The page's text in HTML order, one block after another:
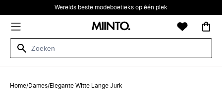
Werelds beste modeboetieks op één plek
Home/Dames/Elegante Witte Lange Jurk